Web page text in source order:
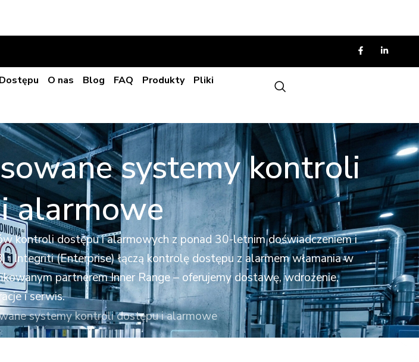
O nas Blog FAQ Produkty
Pliki
systemy kontroli
alarmowe
kontroli dostępu i alarmowych z ponad 30-letnim doświadczeniem i
Integriti (Enterprise) łączą kontrolę dostępu z alarmem włamania w
partnerem Inner Range – oferujemy dostawę, wdrożenie,
i serwis.
systemy kontroli dostępu i alarmowe